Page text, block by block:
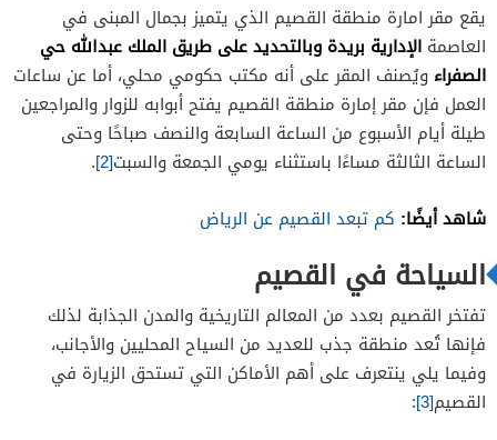
يقع مقر امارة منطقة القصيم الذي يتميز بجمال المبنى في
العاصمة الإدارية بريدة وبالتحديد على طريق الملك عبدالله حي
الصفراء ويُصنف المقر على أنه مكتب حكومي محلي، أما عن ساعات
العمل فإن مقر إمارة منطقة القصيم يفتح أبوابه للزوار والمراجعين
طيلة أيام الأسبوع من الساعة السابعة والنصف صباحًا وحتى
الساعة الثالثة مساءًا باستثناء يومي الجمعة والسبت[2]
.
شاهد أيضًا: كم تبعد القصيم عن الرياض
السياحة في القصيم
تفتخر القصيم بعدد من المعالم التاريخية والمدن الجذابة لذلك
فإنها تُعد منطقة جذب للعديد من السياح المحليين والأجانب،
وفيما يلي ينتعرف على أهم الأماكن التي تستحق الزيارة في
القصيم[3]
: